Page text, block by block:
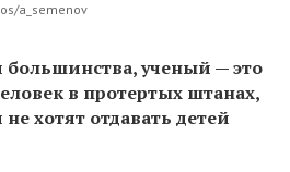
a_semenov
большинства, ученый — это
в протертых штанах,
хотят отдавать детей